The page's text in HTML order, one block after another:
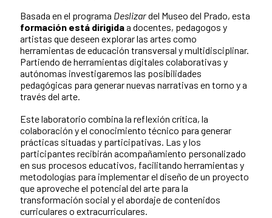
Basada en el programa Deslizardel Museo del Prado, esta
formación está dirigidaa docentes, pedagogos y
artistas que deseen explorar las artes como
herramientas de educación transversal y multidisciplinar.
Partiendo de herramientas digitales colaborativas y
autónomas investigaremos las posibilidades
pedagógicas para generar nuevas narrativas en torno y a
través del arte.
Este laboratorio combina la reflexión crítica, la
colaboración y el conocimiento técnico para generar
prácticas situadas y participativas. Las y los
participantes recibirán acompañamiento personalizado
en sus procesos educativos, facilitando herramientas y
metodologías para implementar el diseño de un proyecto
que aproveche el potencial del arte para la
transformación social y el abordaje de contenidos
curriculares o extracurriculares.